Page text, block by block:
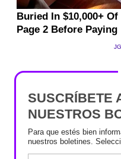
SUSCRÍBETE
NUESTROS
Para que estés bien
nuestros boletines.